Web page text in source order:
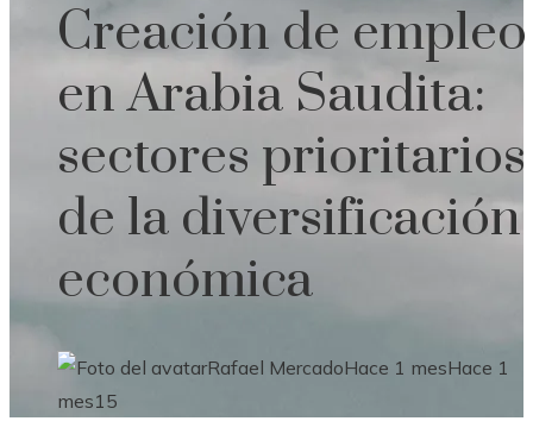
Creación de empleo
en Arabia Saudita:
sectores prioritarios
de la diversificación
económica
Rafael MercadoHace 1 mesHace 1
mes15